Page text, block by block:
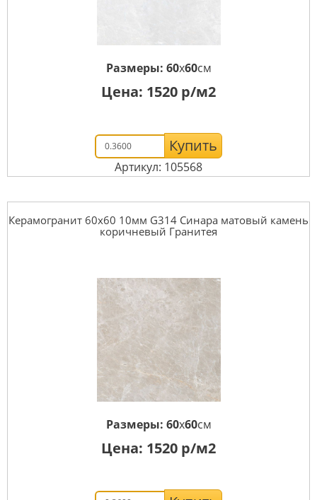
Размеры: 60x60см
Цена: 1520 р/м2
Купить
Артикул: 105568
Керамогранит 60x60 10мм G314 Синара матовый камень
коричневый Гранитея
Размеры: 60x60см
Цена: 1520 р/м2